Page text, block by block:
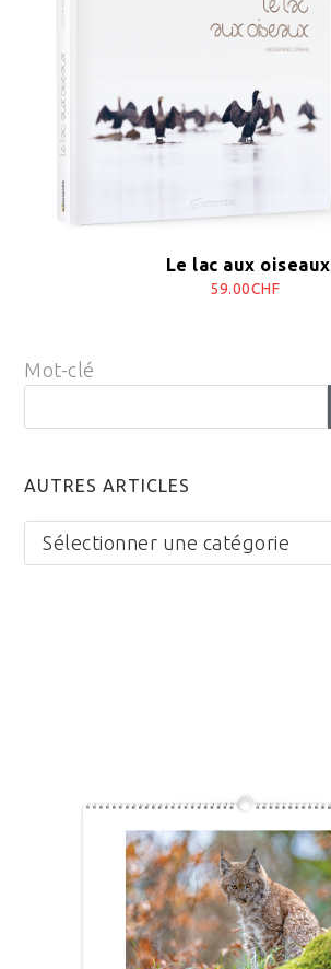
Le lac aux oiseaux
59.00CHF
Mot-clé
AUTRES ARTICLES
Autres
articles